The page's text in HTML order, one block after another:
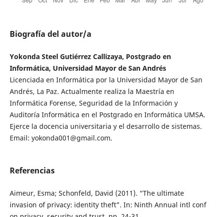
Biografía del autor/a
Yokonda Steel Gutiérrez Callizaya, Postgrado en
Informática, Universidad Mayor de San Andrés
Licenciada en Informática por la Universidad Mayor de San
Andrés, La Paz. Actualmente realiza la Maestría en
Informática Forense, Seguridad de la Información y
Auditoría Informática en el Postgrado en Informática UMSA.
Ejerce la docencia universitaria y el desarrollo de sistemas.
Email: yokonda001@gmail.com.
Referencias
Aimeur, Esma; Schonfeld, David (2011). “The ultimate
invasion of privacy: identity theft”. In: Ninth Annual intl conf